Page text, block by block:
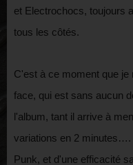
et Electrochocs, toujours
tous les côtés.
C'est à ce moment que
face, qui est sans aucun
l'album, tant il arrive à
variations en 2 minutes….
Punk, et d'une efficacité